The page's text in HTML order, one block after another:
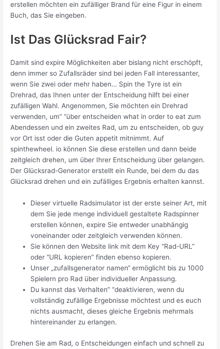
erstellen möchten ein zufälliger Brand für eine Figur in einem
Buch, das Sie eingeben.
Ist Das Glücksrad Fair?
Damit sind expire Möglichkeiten aber bislang nicht erschöpft,
denn immer so Zufallsräder sind bei jeden Fall interessanter,
wenn Sie zwei oder mehr haben… Spin the Tyre ist ein
Drehrad, das Ihnen unter der Entscheidung hilft bei einer
zufälligen Wahl. Angenommen, Sie möchten ein Drehrad
verwenden, um” “über entscheiden what in order to eat zum
Abendessen und ein zweites Rad, um zu entscheiden, ob guy
vor Ort isst oder die Guten appetit mitnimmt. Auf
spinthewheel. io können Sie diese erstellen und dann beide
zeitgleich drehen, um über Ihrer Entscheidung über gelangen.
Der Glücksrad-Generator erstellt ein Runde, bei dem du das
Glücksrad drehen und ein zufälliges Ergebnis erhalten kannst.
Dieser virtuelle Radsimulator ist der erste seiner Art, mit
dem Sie jede menge individuell gestaltete Radspinner
erstellen können, expire Sie entweder unabhängig
voneinander oder zeitgleich verwenden können.
Sie können den Website link mit dem Key “Rad-URL”
oder “URL kopieren” finden ebenso kopieren.
Unser „zufallsgenerator namen“ ermöglicht bis zu 1000
Spielern pro Rad über individueller Anpassung.
Du kannst das Verhalten” “deaktivieren, wenn du
vollständig zufällige Ergebnisse möchtest und es euch
nichts ausmacht, dieses gleiche Ergebnis mehrmals
hintereinander zu erlangen.
Drehen Sie am Rad, o Entscheidungen einfach und schnell zu